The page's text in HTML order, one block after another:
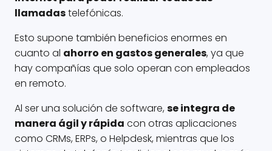
llamadastelefónicas.
Esto supone también beneficios enormes en
cuanto al ahorro en gastos generales, ya que
hay compañías que solo operan con empleados
en remoto.
Al ser una solución de software,se integra de
manera ágil y rápida con otras aplicaciones
como CRMs, ERPs, o Helpdesk, mientras que los